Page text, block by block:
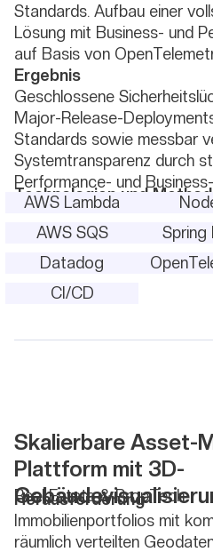
Standards. Aufbau einer
Lösung mit Business- und
auf Basis von
Ergebnis
Geschlossene
Major-Release-
Standards sowie messbar
Systemtransparenz durch
Performance- und
Technologien und
AWS Lambda
AWS SQS
Spring
Datadog
CI/CD
Skalierbare Asset-
Plattform mit 3D-
Real Estate & PropTech
Herausforderung
Immobilienportfolios mit
räumlich verteilten